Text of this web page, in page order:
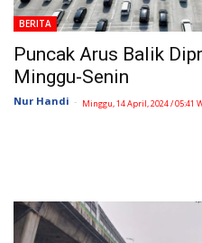
BERITA
Puncak Arus Balik
Minggu-Senin
Nur Handi - Minggu, 14 April, 2024 / 05:41